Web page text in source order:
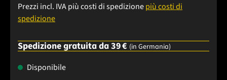
Prezzi incl. IVA più costi di spedizionepiù costi di
spedizione
Spedizione gratuita da 39 € (in Germania)
Disponibile